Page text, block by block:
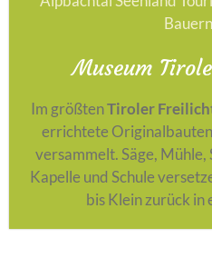
Museum
Im größtenTiroler
errichtete Originalbauten
versammelt. Säge,
Kapelle und Schule
bis Klein zurück in